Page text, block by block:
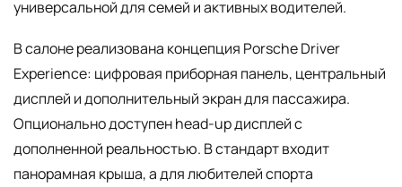
универсальной для семей и активных водителей.
В салоне реализована концепция Porsche Driver
Experience: цифровая приборная панель, центральный
дисплей и дополнительный экран для пассажира.
Опционально доступен head-up дисплей с
дополненной реальностью. В стандарт входит
панорамная крыша, а для любителей спорта